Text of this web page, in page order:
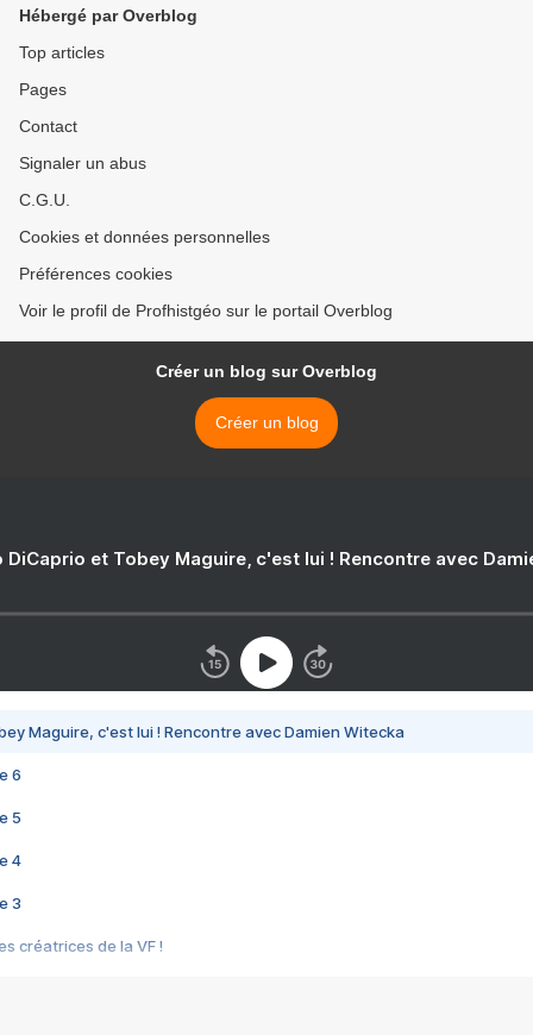
Hébergé par Overblog
Top articles
Pages
Contact
Signaler un abus
C.G.U.
Cookies et données personnelles
Préférences cookies
Voir le profil de Profhistgéo sur le portail Overblog
Créer un blog sur Overblog
Créer un blog
DiCaprio et Tobey Maguire, c'est lui ! Rencontre avec
Maguire, c'est lui ! Rencontre avec Damien Witecka
6
5
4
3
créatrices de la VF !